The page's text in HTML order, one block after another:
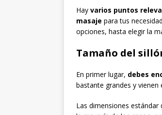
Hay varios puntos
masaje para tus
opciones, hasta elegir la
Tamaño del
En primer lugar, debes
bastante grandes y
Las dimensiones